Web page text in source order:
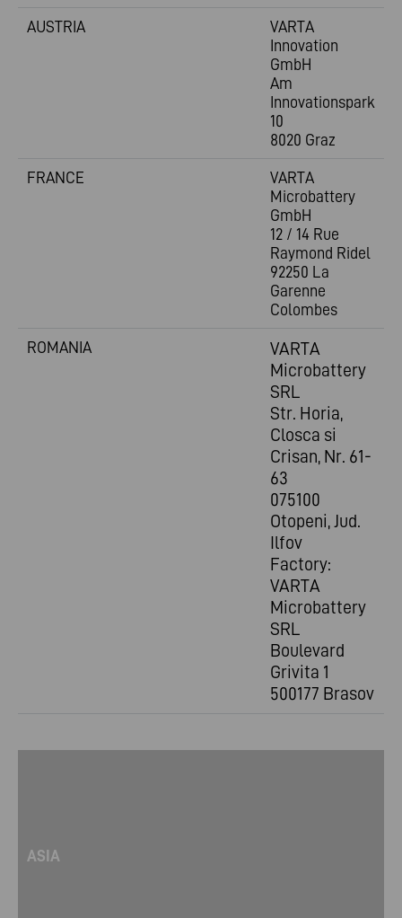
AUSTRIA
VARTA
Innovation
GmbH
Am
Innovationspark
10
8020 Graz
FRANCE
VARTA
Microbattery
GmbH
12 / 14 Rue
Raymond Ridel
92250 La
Garenne
Colombes
ROMANIA
VARTA
Microbattery
SRL
Str. Horia,
Closca si
Crisan, Nr. 61-
63
075100
Otopeni, Jud.
Ilfov
Factory:
VARTA
Microbattery
SRL
Boulevard
Grivita 1
500177 Brasov
ASIA